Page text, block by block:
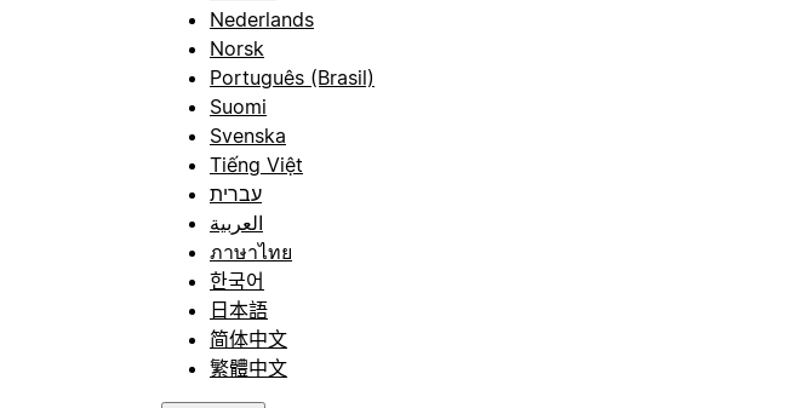
Nederlands
Norsk
Português (Brasil)
Suomi
Svenska
Tiếng Việt
עברית
العربية
ภาษาไทย
한국어
日本語
简体中文
繁體中文